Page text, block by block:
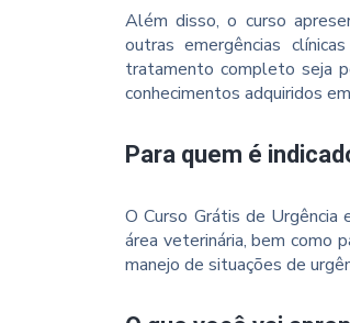
Além disso, o curso
outras emergências
tratamento completo seja
conhecimentos adquiridos
Para quem é
O Curso Grátis de Urgência
área veterinária, bem como
manejo de situações de